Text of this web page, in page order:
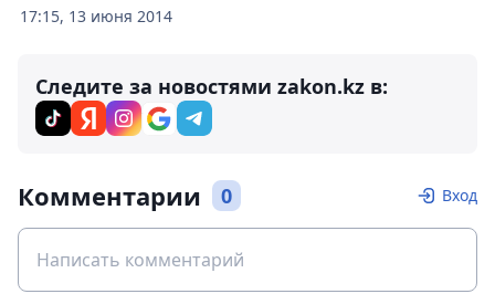
17:15, 13 июня 2014
Следите за новостями zakon.kz в:
Комментарии 0 Вход